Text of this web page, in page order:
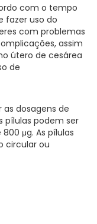
com o tempo
fazer uso do
com problemas
assim
útero de cesárea
de
dosagens de
pílulas podem ser
μg. As pílulas
circular ou